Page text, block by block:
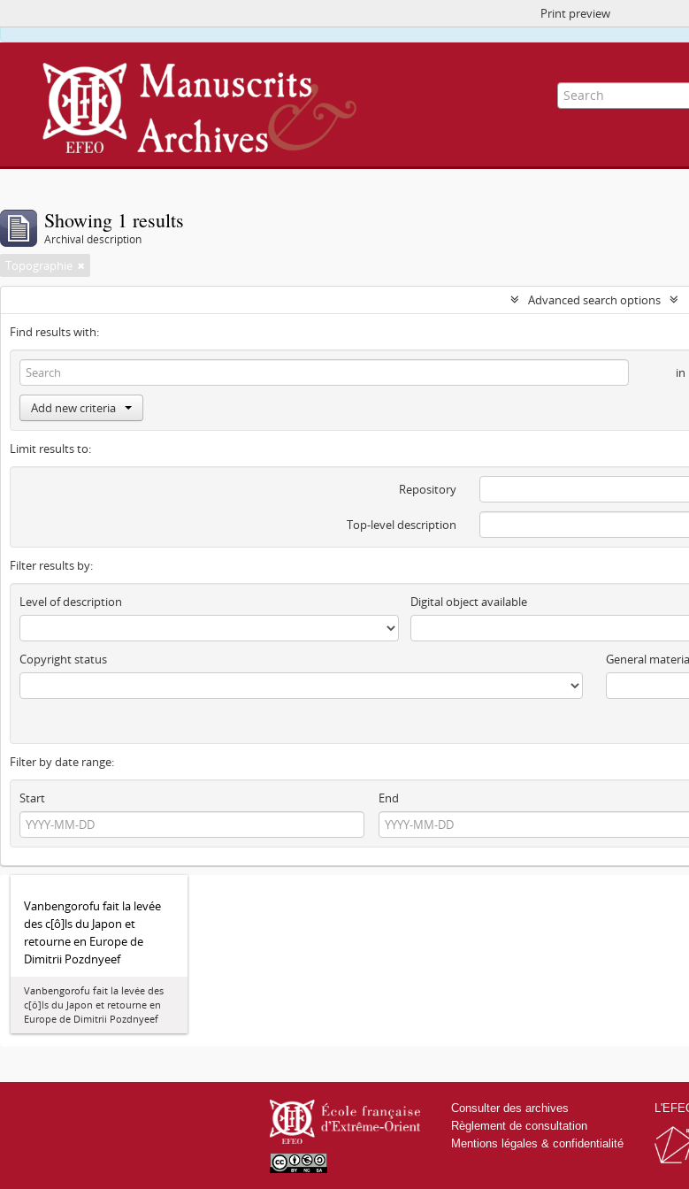
This website uses cookies to enhance your ability to browse and
Print preview
Showing 1 results
Archival description
Topographie
Advanced search options
Find results with:
in
Add new criteria
Limit results to:
Repository
Top-level description
Filter results by:
Level of description Digital object available
Copyright status General
Filter by date range:
Start
End
Vanbengorofu fait la levée
des c[ô]ls du Japon et
retourne en Europe de
Dimitrii Pozdnyeef
Vanbengorofu fait la levée des
c[ô]ls du Japon et retourne en
Europe de Dimitrii Pozdnyeef
Consulter des archives
Règlement de consultation
Mentions légales & confidentialité